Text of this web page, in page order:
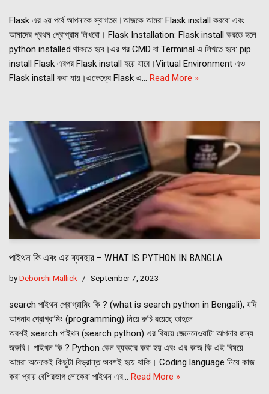
Flask এর ২য় পর্বে আপনাকে স্বাগতম।আজকে আমরা Flask install করবো এবং
আমাদের প্রথম প্রোগ্রাম লিখবো। Flask Installation: Flask install করতে হলে
python installed থাকতে হবে।এর পর CMD বা Terminal এ লিখতে হবে: pip
install Flask এরপর Flask install হয়ে যাবে।Virtual Environment এও
Flask install করা যায়।এক্ষেত্রে Flask এ… Read More »
পাইথন কি এবং এর ব্যবহার – WHAT IS PYTHON IN BANGLA
byDeborshi Mallick September 7, 2023
search পাইথন প্রোগ্রামিং কি ? (what is search python in Bengali), যদি
আপনার প্রোগ্রামিং (programming) নিয়ে রুচি রয়েছে তাহলে
অবশই search পাইথন (search python) এর বিষয়ে জেনেনেওয়াটা আপনার জন্য
জরুরি। পাইথন কি ? Python কেন ব্যবহার করা হয় এবং এর কাজ কি এই বিষয়ে
আমরা অনেকেই কিছুটা বিভ্রান্ত অবশই হয়ে থাকি। Coding language নিয়ে কাজ
করা প্রায় বেশিরভাগ লোকেরা পাইথন এর… Read More »